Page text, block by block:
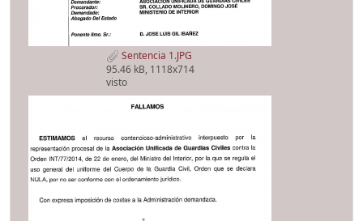
Sentencia 1.JPG
95.46 kB, 1118x714
visto